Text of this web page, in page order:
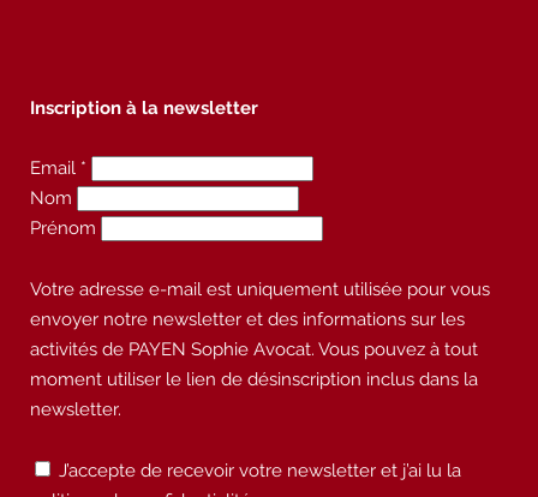
Inscription à la newsletter
Email *
Nom
Prénom
Votre adresse e-mail est uniquement utilisée pour vous
envoyer notre newsletter et des informations sur les
activités de PAYEN Sophie Avocat. Vous pouvez à tout
moment utiliser le lien de désinscription inclus dans la
newsletter.
J’accepte de recevoir votre newsletter et j’ai lu la